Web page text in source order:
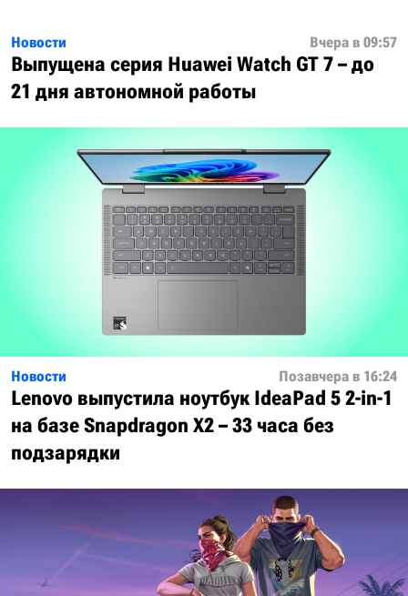
Новости Вчера в 09:57
Выпущена серия Huawei Watch GT 7 – до
21 дня автономной работы
Новости Позавчера в 16:24
Lenovo выпустила ноутбук IdeaPad 5 2-in-1
на базе Snapdragon X2 – 33 часа без
подзарядки